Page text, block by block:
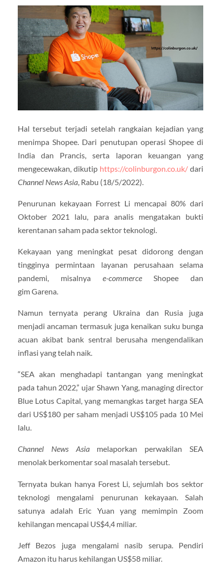
Hal tersebut terjadi setelah rangkaian kejadian yang
menimpa Shopee. Dari penutupan operasi Shopee di
India dan Prancis, serta laporan keuangan yang
mengecewakan, dikutip https://colinburgon.co.uk/ dari
Channel News Asia, Rabu (18/5/2022).
Penurunan kekayaan Forrest Li mencapai 80% dari
Oktober 2021 lalu, para analis mengatakan bukti
kerentanan saham pada sektor teknologi.
Kekayaan yang meningkat pesat didorong dengan
tingginya permintaan layanan perusahaan selama
pandemi, misalnya e-commerceShopee dan
gim Garena.
Namun ternyata perang Ukraina dan Rusia juga
menjadi ancaman termasuk juga kenaikan suku bunga
acuan akibat bank sentral berusaha mengendalikan
inflasi yang telah naik.
“SEA akan menghadapi tantangan yang meningkat
pada tahun 2022,” ujar Shawn Yang, managing director
Blue Lotus Capital, yang memangkas target harga SEA
dari US$180 per saham menjadi US$105 pada 10 Mei
lalu.
Channel News Asiamelaporkan perwakilan SEA
menolak berkomentar soal masalah tersebut.
Ternyata bukan hanya Forest Li, sejumlah bos sektor
teknologi mengalami penurunan kekayaan. Salah
satunya adalah Eric Yuan yang memimpin Zoom
kehilangan mencapai US$4,4 miliar.
Jeff Bezos juga mengalami nasib serupa. Pendiri
Amazon itu harus kehilangan US$58 miliar.